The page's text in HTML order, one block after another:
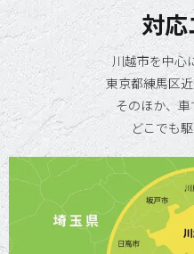
対
川越市を中心
東京都練馬区
そのほか、
どこでも